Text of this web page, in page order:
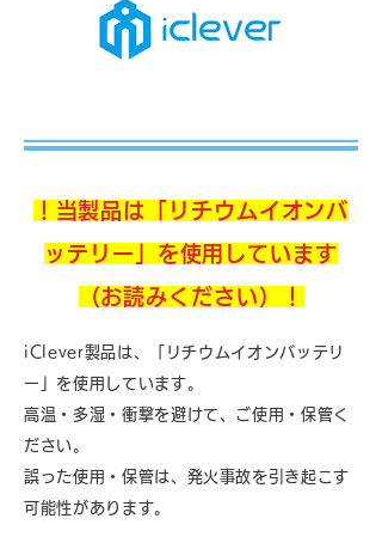
！当製品は「リチウムイオンバ
ッテリー」を使用しています
（お読みください）！
iClever製品は、「リチウムイオンバッテリ
ー」を使用しています。
高温・多湿・衝撃を避けて、ご使用・保管く
ださい。
誤った使用・保管は、発火事故を引き起こす
可能性があります。